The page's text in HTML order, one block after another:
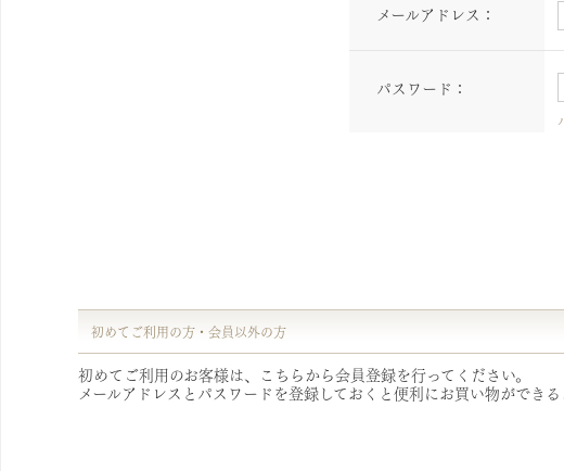
メールアドレス：
パスワード：
初めてご利用の方・会員以外の方
初めてご利用のお客様は、こちらから会員登録を行ってください。
メールアドレスとパスワードを登録しておくと便利にお買い物ができる